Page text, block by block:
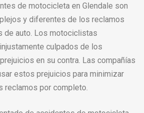
de motocicleta en Glendale son
y diferentes de los reclamos
de auto. Los motociclistas
culpados de los
en su contra. Las compañías
estos prejuicios para minimizar
reclamos por completo.